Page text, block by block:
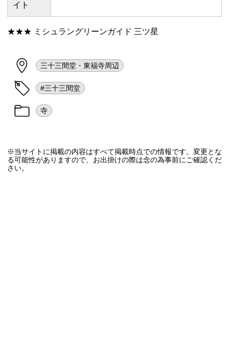
イト
★★★ ミシュラングリーンガイド 三ツ星
三十三間堂・東福寺周辺
#三十三間堂
寺
※当サイトに掲載の内容はすべて掲載時点での情報です。変更とな
る可能性がありますので、お出掛けの際は念の為事前にご確認くだ
さい。